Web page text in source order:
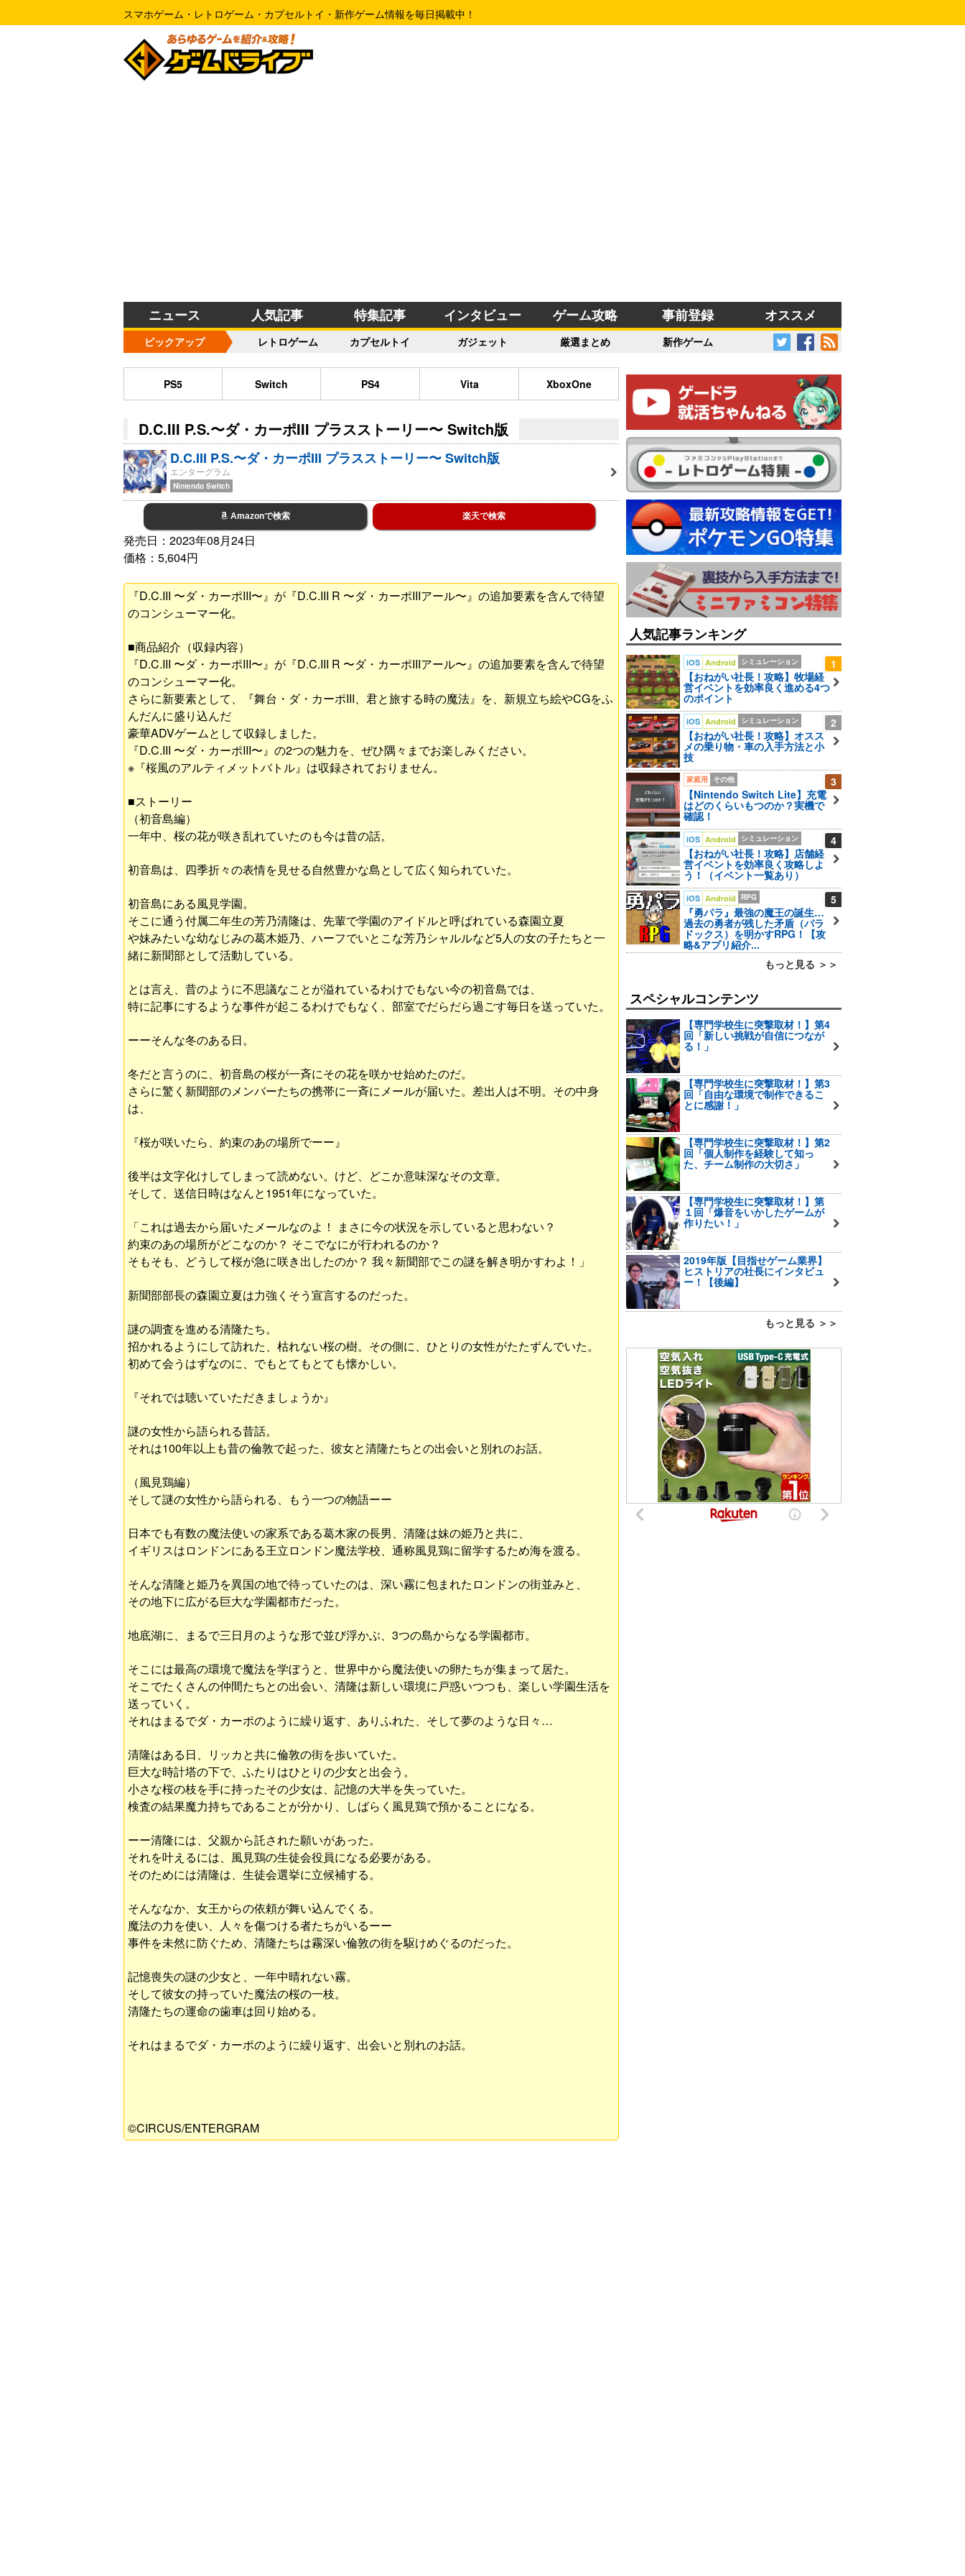
スマホゲーム・レトロゲーム・カプセルトイ・新作ゲーム情報を毎日掲載中！
ニュース 人気記事 特集記事 インタビュー ゲーム攻略 事前登録 オススメ
ピックアップ レトロゲーム カプセルトイ ガジェット 厳選まとめ 新作ゲーム
PS5 Switch PS4 Vita XboxOne
D.C.III P.S.〜ダ・カーポIII プラスストーリー〜 Switch版
D.C.III P.S.〜ダ・カーポIII プラスストーリー〜 Switch版
エンターグラム
Nintendo Switch
Amazonで検索 楽天で検索
発売日：2023年08月24日
価格：5,604円
『D.C.III 〜ダ・カーポIII〜』が『D.C.III R 〜ダ・カーポIIIアール〜』の追加要素を含んで待望
のコンシューマー化。
■商品紹介（収録内容）
『D.C.III 〜ダ・カーポIII〜』が『D.C.III R 〜ダ・カーポIIIアール〜』の追加要素を含んで待望
のコンシューマー化。
さらに新要素として、『舞台・ダ・カーポIII、君と旅する時の魔法』を、新規立ち絵やCGをふ
んだんに盛り込んだ
豪華ADVゲームとして収録しました。
『D.C.III 〜ダ・カーポIII〜』の2つの魅力を、ぜひ隅々までお楽しみください。
※『桜風のアルティメットバトル』は収録されておりません。
■ストーリー
（初音島編）
一年中、桜の花が咲き乱れていたのも今は昔の話。
初音島は、四季折々の表情を見せる自然豊かな島として広く知られていた。
初音島にある風見学園。
そこに通う付属二年生の芳乃清隆は、先輩で学園のアイドルと呼ばれている森園立夏
や妹みたいな幼なじみの葛木姫乃、ハーフでいとこな芳乃シャルルなど5人の女の子たちと一
緒に新聞部として活動している。
とは言え、昔のように不思議なことが溢れているわけでもない今の初音島では、
特に記事にするような事件が起こるわけでもなく、部室でだらだら過ごす毎日を送っていた。
ーーそんな冬のある日。
冬だと言うのに、初音島の桜が一斉にその花を咲かせ始めたのだ。
さらに驚く新聞部のメンバーたちの携帯に一斉にメールが届いた。差出人は不明。その中身
は、
『桜が咲いたら、約束のあの場所でーー』
後半は文字化けしてしまって読めない。けど、どこか意味深なその文章。
そして、送信日時はなんと1951年になっていた。
「これは過去から届いたメールなのよ！ まさに今の状況を示していると思わない？
約束のあの場所がどこなのか？ そこでなにが行われるのか？
そもそも、どうして桜が急に咲き出したのか？ 我々新聞部でこの謎を解き明かすわよ！」
新聞部部長の森園立夏は力強くそう宣言するのだった。
謎の調査を進める清隆たち。
招かれるようにして訪れた、枯れない桜の樹。その側に、ひとりの女性がたたずんでいた。
初めて会うはずなのに、でもとてもとても懐かしい。
『それでは聴いていただきましょうか』
謎の女性から語られる昔話。
それは100年以上も昔の倫敦で起った、彼女と清隆たちとの出会いと別れのお話。
（風見鶏編）
そして謎の女性から語られる、もう一つの物語ーー
日本でも有数の魔法使いの家系である葛木家の長男、清隆は妹の姫乃と共に、
イギリスはロンドンにある王立ロンドン魔法学校、通称風見鶏に留学するため海を渡る。
そんな清隆と姫乃を異国の地で待っていたのは、深い霧に包まれたロンドンの街並みと、
その地下に広がる巨大な学園都市だった。
地底湖に、まるで三日月のような形で並び浮かぶ、3つの島からなる学園都市。
そこには最高の環境で魔法を学ぼうと、世界中から魔法使いの卵たちが集まって居た。
そこでたくさんの仲間たちとの出会い、清隆は新しい環境に戸惑いつつも、楽しい学園生活を
送っていく。
それはまるでダ・カーポのように繰り返す、ありふれた、そして夢のような日々…
清隆はある日、リッカと共に倫敦の街を歩いていた。
巨大な時計塔の下で、ふたりはひとりの少女と出会う。
小さな桜の枝を手に持ったその少女は、記憶の大半を失っていた。
検査の結果魔力持ちであることが分かり、しばらく風見鶏で預かることになる。
ーー清隆には、父親から託された願いがあった。
それを叶えるには、風見鶏の生徒会役員になる必要がある。
そのためには清隆は、生徒会選挙に立候補する。
そんななか、女王からの依頼が舞い込んでくる。
魔法の力を使い、人々を傷つける者たちがいるーー
事件を未然に防ぐため、清隆たちは霧深い倫敦の街を駆けめぐるのだった。
記憶喪失の謎の少女と、一年中晴れない霧。
そして彼女の持っていた魔法の桜の一枝。
清隆たちの運命の歯車は回り始める。
それはまるでダ・カーポのように繰り返す、出会いと別れのお話。
©CIRCUS/ENTERGRAM
人気記事ランキング
1
iOS Android シミュレーション
【おねがい社長！攻略】牧場経
営イベントを効率良く進める4つ
のポイント
2
iOS Android シミュレーション
【おねがい社長！攻略】オスス
メの乗り物・車の入手方法と小
技
3
家庭用 その他
【Nintendo Switch Lite】充電
はどのくらいもつのか？実機で
確認！
4
iOS Android シミュレーション
【おねがい社長！攻略】店舗経
営イベントを効率良く攻略しよ
う！（イベント一覧あり）
5
iOS Android RPG
『勇パラ』最強の魔王の誕生…
過去の勇者が残した矛盾（パラ
ドックス）を明かすRPG！【攻
略&アプリ紹介...
もっと見る ＞＞
スペシャルコンテンツ
【専門学校生に突撃取材！】第4
回「新しい挑戦が自信につなが
る！」
【専門学校生に突撃取材！】第3
回「自由な環境で制作できるこ
とに感謝！」
【専門学校生に突撃取材！】第2
回「個人制作を経験して知っ
た、チーム制作の大切さ」
【専門学校生に突撃取材！】第
１回「爆音をいかしたゲームが
作りたい！」
2019年版【目指せゲーム業界】
ヒストリアの社長にインタビュ
ー！【後編】
もっと見る ＞＞